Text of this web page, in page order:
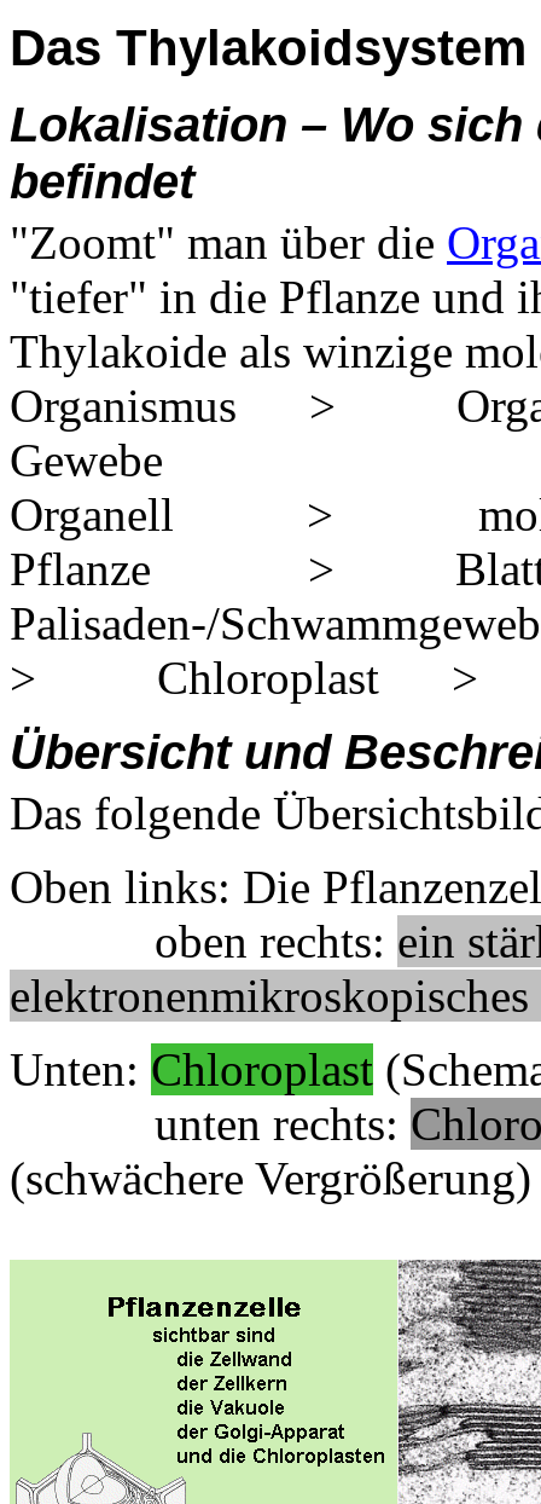
Das
Lokalisation – Wo
befindet
"Zoomt" man über die
"tiefer" in die Pflanze und
Thylakoide als winzige
Organismus >
Organell >
Pflanze >
Palisaden-/
> Chloroplast >
Übersicht und
Das folgende
Oben links: Die
oben rechts: ein
Unten: Chloroplast
unten rechts:
(schwächere Vergrößerung)